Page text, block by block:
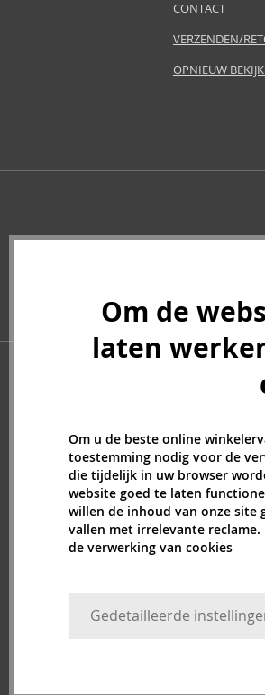
Ariana Grande (18)
Aristocrazy (4)
Banana Republic (47)
Bath & Body Works (61)
Betsey Johnson (1)
Betty Boop (3)
Beverly Hills Polo Club (11)
Beyonce (21)
Bijan (3)
Bill Blass (4)
Bob Mackie (2)
CONTACT
VERZENDEN/
OPNIEUW
Om de
laten
Om u de beste online
toestemming nodig voor de
die tijdelijk in uw browser
website goed te laten
willen de inhoud van onze site
vallen met irrelevante
de verwerking van cookies
Gedetailleerde